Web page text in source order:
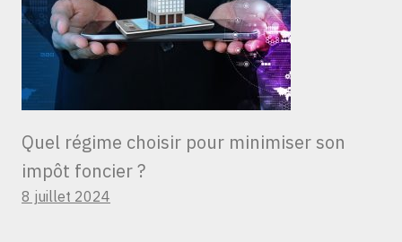
Quel régime choisir pour minimiser son
impôt foncier ?
8 juillet 2024